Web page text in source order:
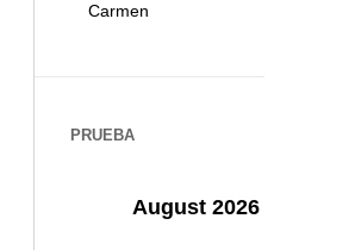
Carmen
PRUEBA
August 2026